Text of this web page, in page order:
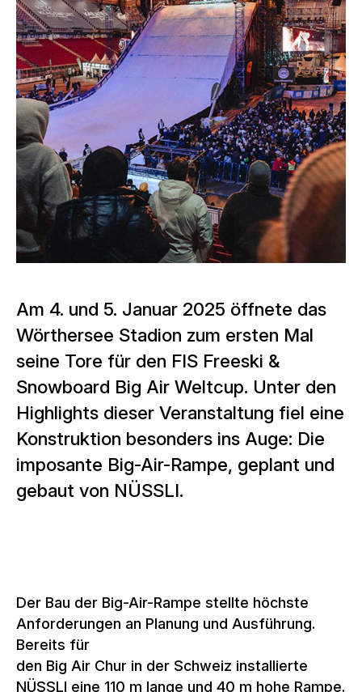
Am 4. und 5. Januar 2025 öffnete das
Wörthersee Stadion zum ersten Mal
seine Tore für den FIS Freeski &
Snowboard Big Air Weltcup. Unter den
Highlights dieser Veranstaltung fiel eine
Konstruktion besonders ins Auge: Die
imposante Big-Air-Rampe, geplant und
gebaut von NÜSSLI.
Der Bau der Big-Air-Rampe stellte höchste
Anforderungen an Planung und Ausführung.
Bereits für
den Big Air Chur in der Schweiz installierte
NÜSSLI eine 110 m lange und 40 m hohe Rampe.